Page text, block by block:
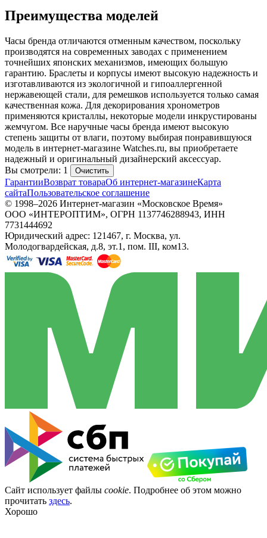
Преимущества моделей
Часы бренда отличаются отменным качеством, поскольку
производятся на современных заводах с применением
точнейших японских механизмов, имеющих большую
гарантию. Браслеты и корпусы имеют высокую надежность и
изготавливаются из экологичной и гипоаллергенной
нержавеющей стали, для ремешков используется только самая
качественная кожа. Для декорирования хронометров
применяются кристаллы, некоторые модели инкрустированы
жемчугом. Все наручные часы бренда имеют высокую
степень защиты от влаги, поэтому выбирая понравившуюся
модель в интернет-магазине Watches.ru, вы приобретаете
надежный и оригинальный дизайнерский аксессуар.
Вы смотрели: 1
Очистить
ГарантииВозврат товараОб интернет-магазинеКарта
сайтаПользовательское соглашение
© 1998–2026 Интернет-магазин «Московское Время»
ООО «ИНТЕРОПТИМ», ОГРН 1137746288943, ИНН
7731444692
Юридический адрес: 121467, г. Москва, ул.
Молодогвардейская, д.8, эт.1, пом. III, ком13.
Сайт использует файлы cookie. Подробнее об этом можно
прочитать здесь.
Хорошо